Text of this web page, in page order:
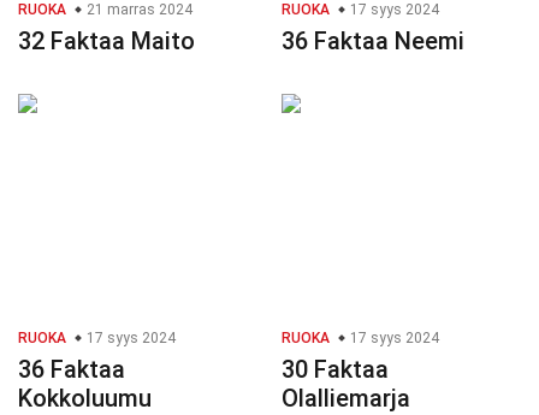
RUOKA 21 marras 2024
32 Faktaa Maito
RUOKA 17 syys 2024
36 Faktaa Neemi
RUOKA 17 syys 2024
36 Faktaa
Kokkoluumu
RUOKA 17 syys 2024
30 Faktaa
Olalliemarja